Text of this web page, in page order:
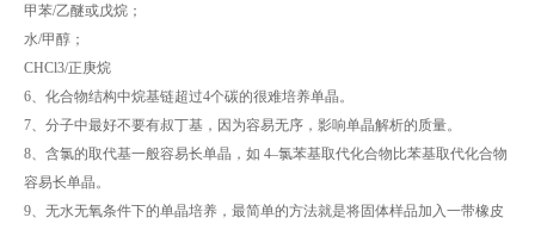
甲苯/乙醚或戊烷；
水/甲醇；
CHCl3/正庚烷
6、化合物结构中烷基链超过4个碳的很难培养单晶。
7、分子中最好不要有叔丁基，因为容易无序，影响单晶解析的质量。
8、含氯的取代基一般容易长单晶，如 4–氯苯基取代化合物比苯基取代化合物
容易长单晶。
9、无水无氧条件下的单晶培养，最简单的方法就是将固体样品加入一带橡皮